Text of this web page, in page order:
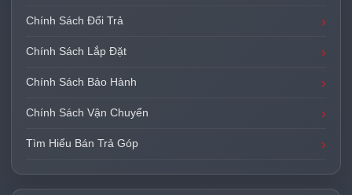
Chính Sách Đổi Trả
Chính Sách Lắp Đặt
Chính Sách Bảo Hành
Chính Sách Vận Chuyển
Tìm Hiểu Bán Trả Góp